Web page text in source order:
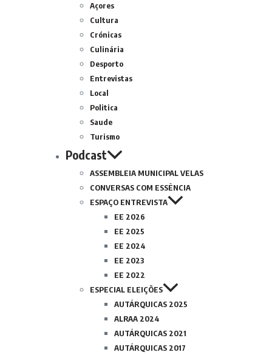
Açores
Cultura
Crónicas
Culinária
Desporto
Entrevistas
Local
Politica
Saude
Turismo
Podcast
ASSEMBLEIA MUNICIPAL VELAS
CONVERSAS COM ESSÊNCIA
ESPAÇO ENTREVISTA
EE 2026
EE 2025
EE 2024
EE 2023
EE 2022
ESPECIAL ELEIÇÕES
AUTÁRQUICAS 2025
ALRAA 2024
AUTÁRQUICAS 2021
AUTÁRQUICAS 2017